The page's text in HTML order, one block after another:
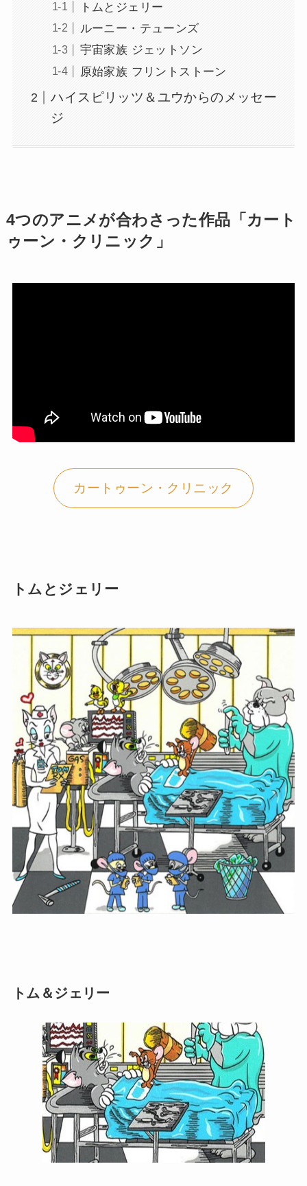
トムとジェリー
ルーニー・テューンズ
宇宙家族 ジェットソン
原始家族 フリントストーン
ハイスピリッツ＆ユウからのメッセー
ジ
4つのアニメが合わさった作品「カート
ゥーン・クリニック」
カートゥーン・クリニック
トムとジェリー
トム＆ジェリー